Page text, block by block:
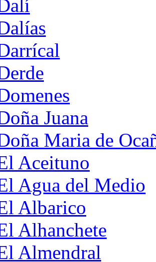
Juana
Maria de
Aceituno
Agua del Medio
Albarico
Alhanchete
Almendral